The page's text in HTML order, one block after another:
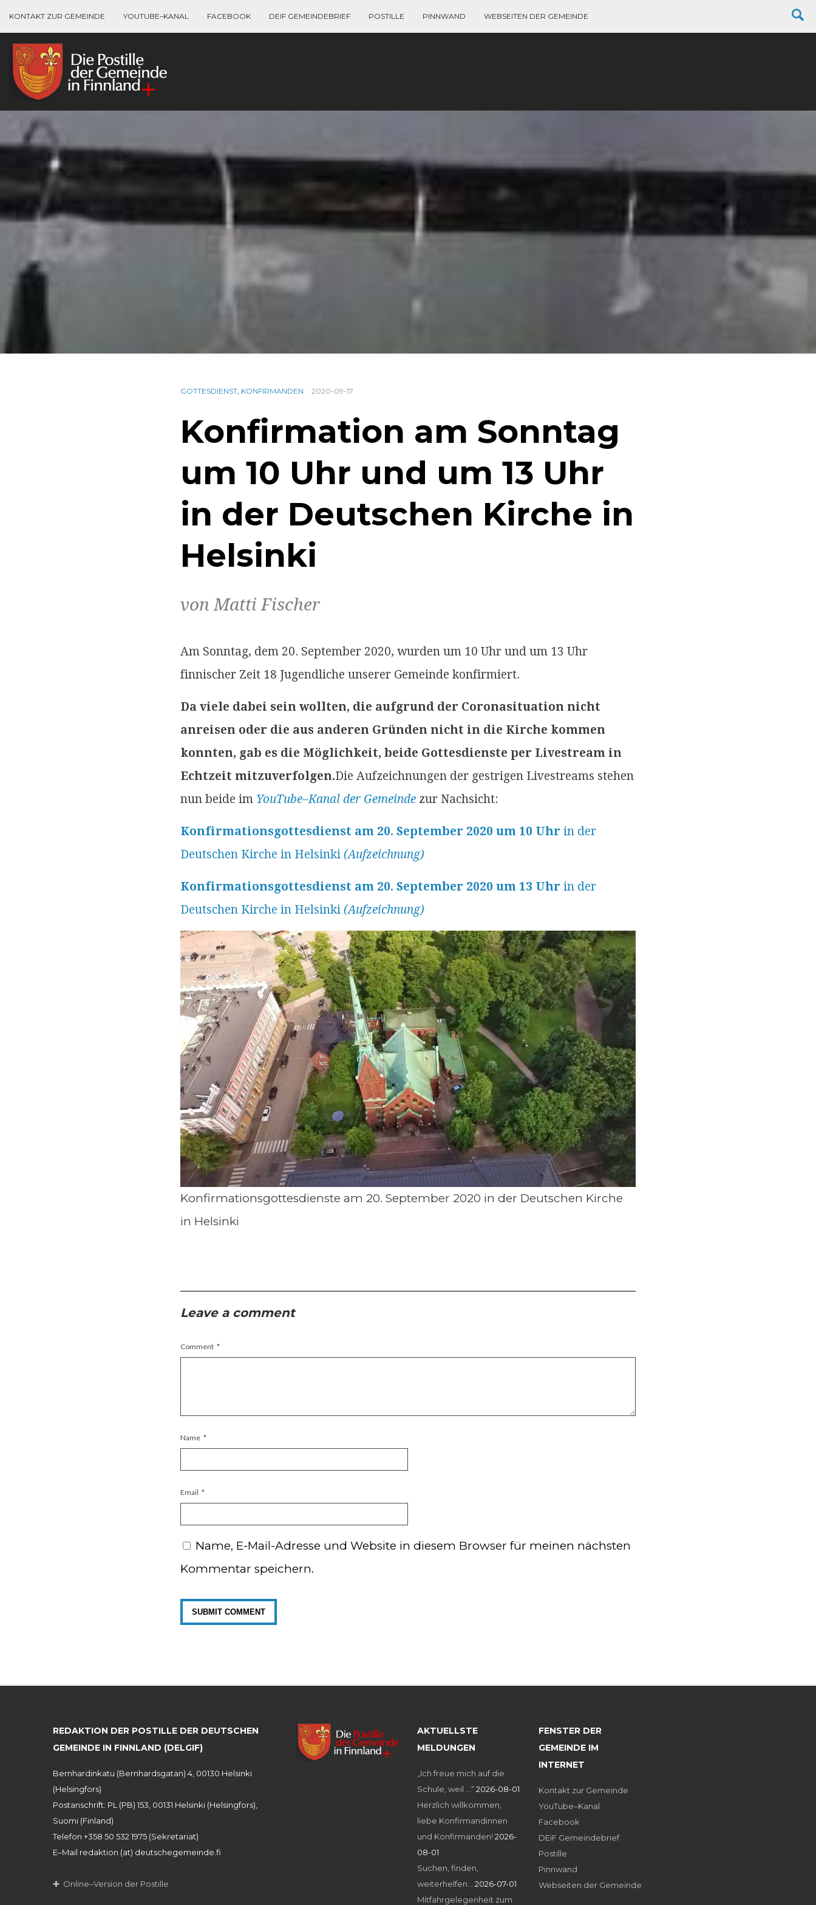
KONTAKT ZUR GEMEINDE YOUTUBE–KANAL FACEBOOK DEIF GEMEINDEBRIEF POSTILLE PINNWAND WEBSEITEN DER GEMEINDE
GOTTESDIENST, KONFIRMANDEN 2020-09-17
Konfirmation am Sonntag
um 10 Uhr und um 13 Uhr
in der Deutschen Kirche in
Helsinki
von Matti Fischer
Am Sonntag, dem 20. September 2020, wurden um 10 Uhr und um 13 Uhr
finnischer Zeit 18 Jugendliche unserer Gemeinde konfirmiert.
Da viele dabei sein wollten, die aufgrund der Coronasituation nicht
anreisen oder die aus anderen Gründen nicht in die Kirche kommen
konnten, gab es die Möglichkeit, beide Gottesdienste per Livestream in
Echtzeit mitzuverfolgen.Die Aufzeichnungen der gestrigen Livestreams stehen
nun beide im YouTube–Kanal der Gemeinde zur Nachsicht:
Konfirmationsgottesdienst am 20. September 2020 um 10 Uhr in der
Deutschen Kirche in Helsinki (Aufzeichnung)
Konfirmationsgottesdienst am 20. September 2020 um 13 Uhr in der
Deutschen Kirche in Helsinki (Aufzeichnung)
Konfirmationsgottesdienste am 20. September 2020 in der Deutschen Kirche
in Helsinki
Leave a comment
Comment *
Name *
Email *
Name, E-Mail-Adresse und Website in diesem Browser für meinen nächsten
Kommentar speichern.
REDAKTION DER POSTILLE DER DEUTSCHEN
GEMEINDE IN FINNLAND (DELGIF)
Bernhardinkatu (Bernhardsgatan) 4, 00130 Helsinki
(Helsingfors)
Postanschrift: PL (PB) 153, 00131 Helsinki (Helsingfors),
Suomi (Finland)
Telefon +358 50 532 1975 (Sekretariat)
E–Mail redaktion (at) deutschegemeinde.fi
✚ Online–Version der Postille
AKTUELLSTE
MELDUNGEN
„Ich freue mich auf die
Schule, weil …“ 2026-08-01
Herzlich willkommen,
liebe Konfirmandinnen
und Konfirmanden! 2026-
08-01
Suchen, finden,
weiterhelfen…
2026-07-01
Mitfahrgelegenheit zum
FENSTER DER
GEMEINDE IM
INTERNET
Kontakt zur Gemeinde
YouTube–Kanal
Facebook
DEiF Gemeindebrief
Postille
Pinnwand
Webseiten der Gemeinde